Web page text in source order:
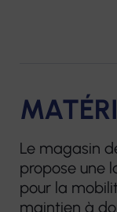
Le magasin
propose une
pour la
maintien à